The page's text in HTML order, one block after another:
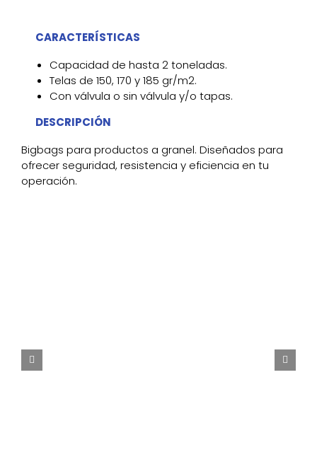
CARACTERÍSTICAS
Capacidad de hasta 2 toneladas.
Telas de 150, 170 y 185 gr/m2.
Con válvula o sin válvula y/o tapas.
DESCRIPCIÓN
Bigbags para productos a granel. Diseñados para
ofrecer seguridad, resistencia y eficiencia en tu
operación.